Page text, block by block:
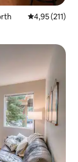
Évaluation
4,95 (211)